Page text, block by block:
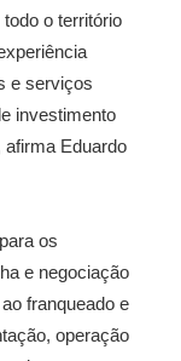
o território
e serviços
investimento
afirma Eduardo
os
e negociação
franqueado e
operação